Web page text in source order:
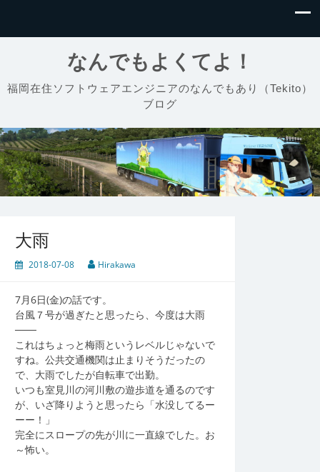
なんでもよくてよ！
福岡在住ソフトウェアエンジニアのなんでもあり（Tekito）
ブログ
大雨
2018-07-08 Hirakawa
7月6日(金)の話です。
台風７号が過ぎたと思ったら、今度は大雨
───
これはちょっと梅雨というレベルじゃないで
すね。公共交通機関は止まりそうだったの
で、大雨でしたが自転車で出勤。
いつも室見川の河川敷の遊歩道を通るのです
が、いざ降りようと思ったら「水没してるー
ーー！」
完全にスロープの先が川に一直線でした。お
～怖い。